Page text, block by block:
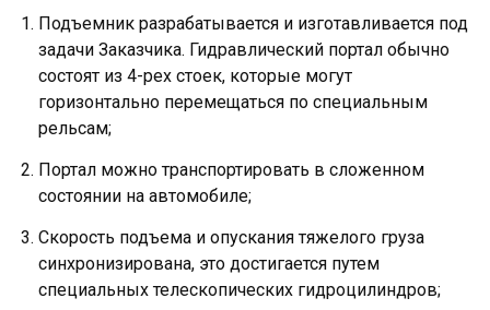
Подъемник разрабатывается и изготавливается под
задачи Заказчика. Гидравлический портал обычно
состоят из 4-рех стоек, которые могут
горизонтально перемещаться по специальным
рельсам;
Портал можно транспортировать в сложенном
состоянии на автомобиле;
Скорость подъема и опускания тяжелого груза
синхронизирована, это достигается путем
специальных телескопических гидроцилиндров;